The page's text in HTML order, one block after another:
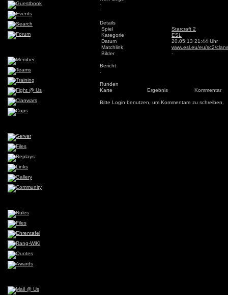
-
-
Details
Spiel
Starcraft 2
Kategorie
ESL
Datum
20.05.13 21:44 Uhr
Matchlink
www.esl.eu/eu/sc2/
Bilder
-
Bericht
-
Runden
Karte
Ergebnis Kommentar
Bitte Login benutzen, um Kommentare zu schreiben.